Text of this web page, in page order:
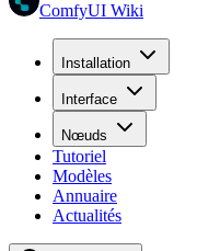
ComfyUI Wiki
Installation
Interface
Nœuds
Tutoriel
Modèles
Annuaire
Actualités